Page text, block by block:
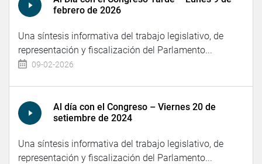
febrero de 2026
Una síntesis informativa del trabajo legislativo, de
representación y fiscalización del Parlamento...
09-02-2026
Al día con el Congreso – Viernes 20 de
setiembre de 2024
Una síntesis informativa del trabajo legislativo, de
representación y fiscalización del Parlamento...